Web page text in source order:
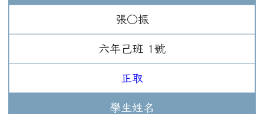
張○振
六年 己班 1 號
正取
學生姓名